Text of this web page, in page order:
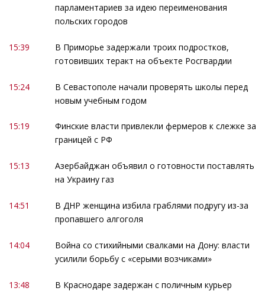
парламентариев за идею переименования
польских городов
15:39
В Приморье задержали троих подростков,
готовивших теракт на объекте Росгвардии
15:24
В Севастополе начали проверять школы перед
новым учебным годом
15:19
Финские власти привлекли фермеров к слежке за
границей с РФ
15:13
Азербайджан объявил о готовности поставлять
на Украину газ
14:51
В ДНР женщина избила граблями подругу из-за
пропавшего алгоголя
14:04
Война со стихийными свалками на Дону: власти
усилили борьбу с «серыми возчиками»
13:48
В Краснодаре задержан с поличным курьер